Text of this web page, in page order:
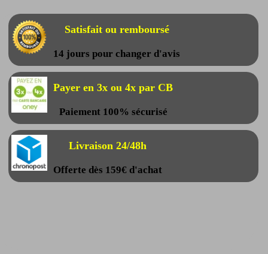
Satisfait ou remboursé
14 jours pour changer d'avis
Payer en 3x ou 4x par CB
Paiement 100% sécurisé
Livraison 24/48h
Offerte dès 159€ d'achat